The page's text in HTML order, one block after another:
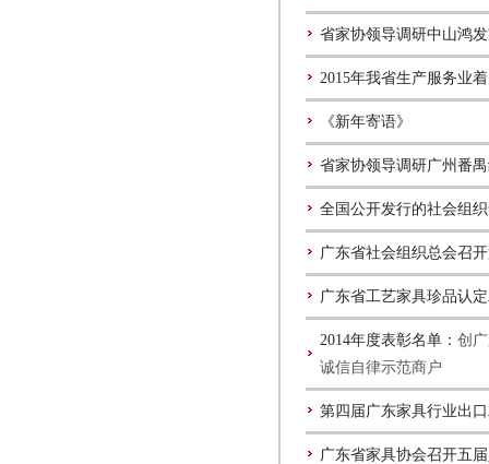
省家协领导调研中山鸿
2015年我省生产服务业
《新年寄语》
省家协领导调研广州番
全国公开发行的社会组
广东省社会组织总会召
广东省工艺家具珍品认
2014年度表彰名单： 创
诚信自律示范商户
第四届广东家具行业出
广东省家具协会召开五